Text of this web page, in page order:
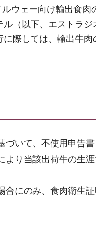
ウェー向け輸出食肉
（以下、エストラジ
際しては、輸出牛肉
いて、不使用申告書
より当該出荷牛の生
合にのみ、食肉衛生